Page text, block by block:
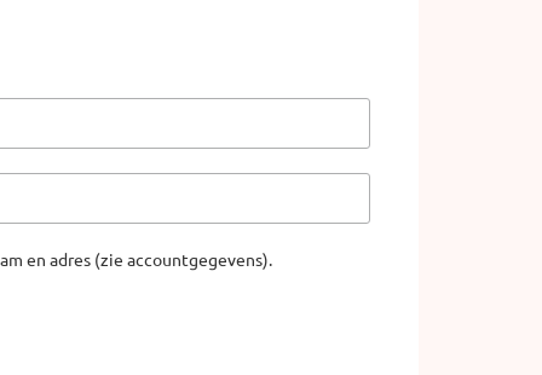
en adres (zie accountgegevens).